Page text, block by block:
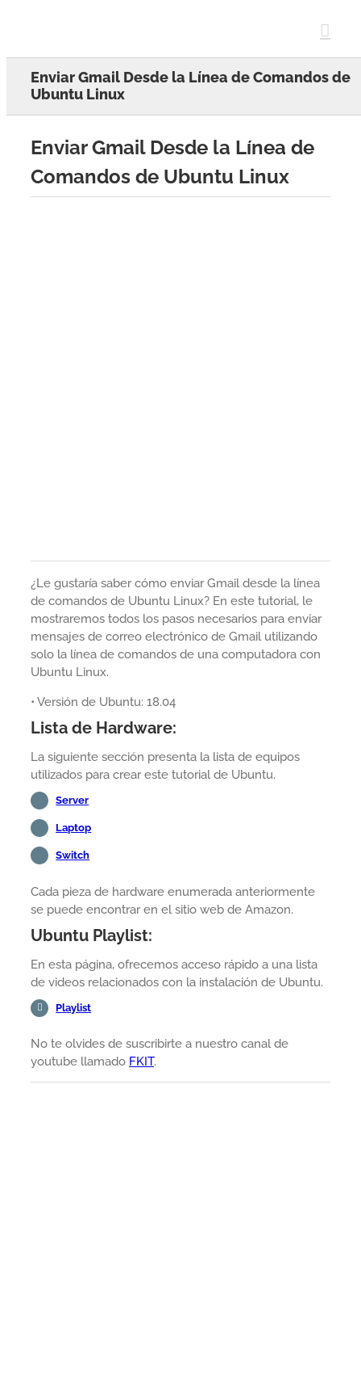
Enviar Gmail Desde la Línea de Comandos de
Ubuntu Linux
Enviar Gmail Desde la Línea de
Comandos de Ubuntu Linux
¿Le gustaría saber cómo enviar Gmail desde la línea
de comandos de Ubuntu Linux? En este tutorial, le
mostraremos todos los pasos necesarios para enviar
mensajes de correo electrónico de Gmail utilizando
solo la línea de comandos de una computadora con
Ubuntu Linux.
• Versión de Ubuntu: 18.04
Lista de Hardware:
La siguiente sección presenta la lista de equipos
utilizados para crear este tutorial de Ubuntu.
Server
Laptop
Switch
Cada pieza de hardware enumerada anteriormente
se puede encontrar en el sitio web de Amazon.
Ubuntu Playlist:
En esta página, ofrecemos acceso rápido a una lista
de videos relacionados con la instalación de Ubuntu.
Playlist
No te olvides de suscribirte a nuestro canal de
youtube llamado FKIT.